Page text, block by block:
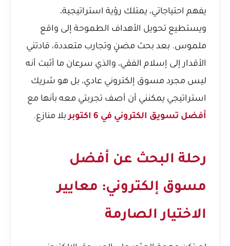
يفهم احتياجاتي، يمتلك رؤية استراتيجية،
ويستطيع تحويل الأهداف الطموحة إلى واقع
ملموس. بعد بحث مضنٍ وتجارب متعددة، قادتني
الأقدار إلى إسلام الفقي، والذي سرعان ما أثبت أنه
ليس مجرد مسوق إلكتروني عادي، بل هو شريك
استراتيجي يمكنني أن أصف تجربتي معه بأنها مع
أفضل تسويق الكتروني في 6 اكتوبر
بلا منازع.
رحلة البحث عن أفضل
مسوق إلكتروني: معايير
الاختيار الصارمة